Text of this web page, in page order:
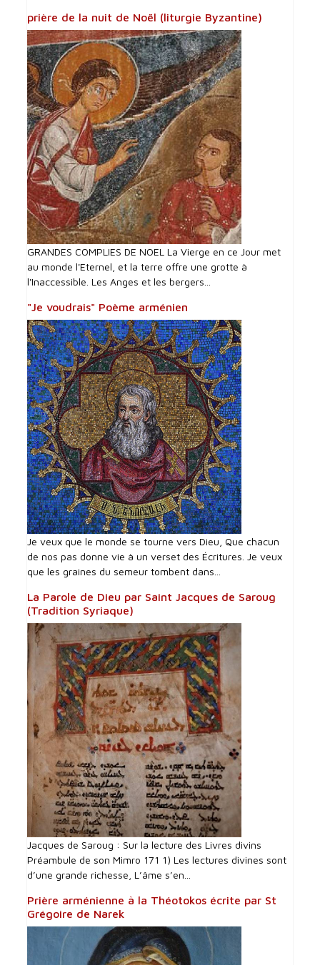
prière de la nuit de Noël (liturgie Byzantine)
GRANDES COMPLIES DE NOEL La Vierge en ce Jour met
au monde l'Eternel, et la terre offre une grotte à
l'Inaccessible. Les Anges et les bergers...
"Je voudrais" Poème arménien
Je veux que le monde se tourne vers Dieu, Que chacun
de nos pas donne vie à un verset des Écritures. Je veux
que les graines du semeur tombent dans...
La Parole de Dieu par Saint Jacques de Saroug
(Tradition Syriaque)
Jacques de Saroug : Sur la lecture des Livres divins
Préambule de son Mimro 171 1) Les lectures divines sont
d’une grande richesse, L’âme s’en...
Prière arménienne à la Théotokos écrite par St
Grégoire de Narek